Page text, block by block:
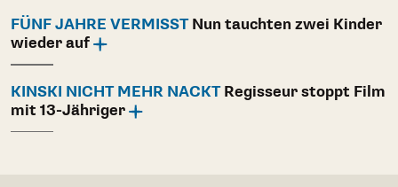
FÜNF JAHRE VERMISSTNun tauchten zwei Kinder
wieder auf
KINSKI NICHT MEHR NACKTRegisseur stoppt Film
mit 13-Jähriger